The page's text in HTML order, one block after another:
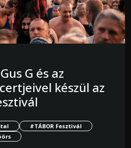
G és az
készül az
#TÁBOR Fesztivál